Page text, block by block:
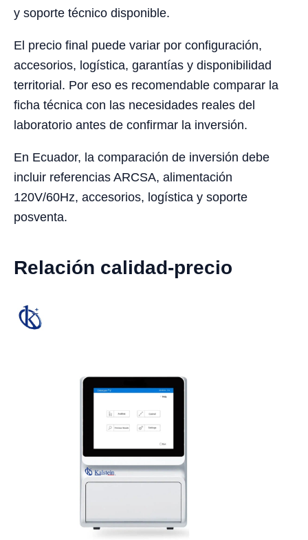
y soporte técnico disponible.
El precio final puede variar por configuración,
accesorios, logística, garantías y disponibilidad
territorial. Por eso es recomendable comparar la
ficha técnica con las necesidades reales del
laboratorio antes de confirmar la inversión.
En Ecuador, la comparación de inversión debe
incluir referencias ARCSA, alimentación
120V/60Hz, accesorios, logística y soporte
posventa.
Relación calidad-precio